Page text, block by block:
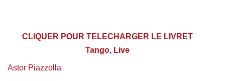
CLIQUER POUR TELECHARGER LE LIVRET
Tango, Live
Astor Piazzolla